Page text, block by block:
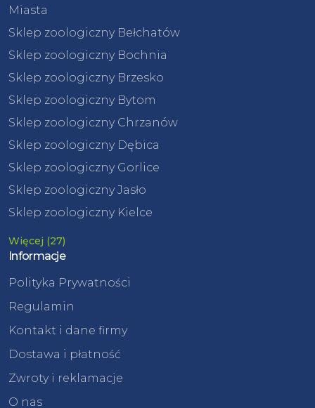
Miasta
Sklep zoologiczny Bełchatów
Sklep zoologiczny Bochnia
Sklep zoologiczny Brzesko
Sklep zoologiczny Bytom
Sklep zoologiczny Chrzanów
Sklep zoologiczny Dębica
Sklep zoologiczny Gorlice
Sklep zoologiczny Jasło
Sklep zoologiczny Kielce
Więcej (27)
Informacje
Polityka Prywatności
Regulamin
Kontakt i dane firmy
Dostawa i płatność
Zwroty i reklamacje
O nas